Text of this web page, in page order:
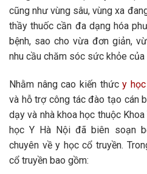
cũng như vùng sâu, vùng xa
thầy thuốc cần đa dạng hóa
bệnh, sao cho vừa đơn giản,
nhu cầu chăm sóc sức khỏe của
Nhằm nâng cao kiến thứcy
và hỗ trợ công tác đào tạo cán
dạy và nhà khoa học thuộc
học Y Hà Nội đã biên soạn
chuyên về y học cổ truyền.
cổ truyền bao gồm: